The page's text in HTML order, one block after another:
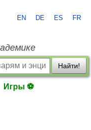
EN DE ES FR
Найти!
Игры ⚽